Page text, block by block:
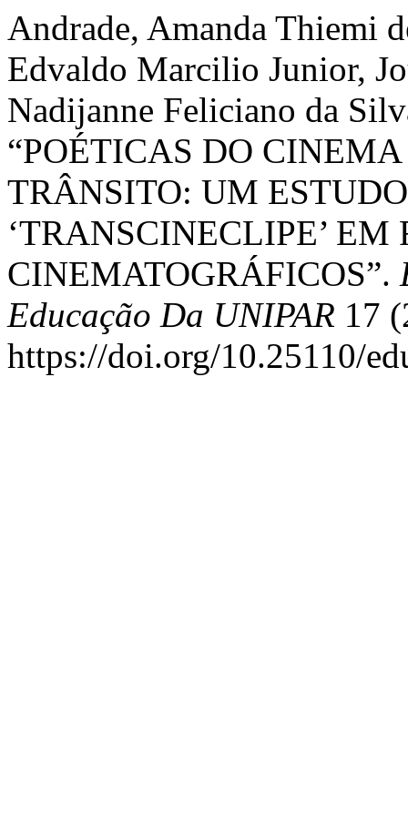
Andrade, Amanda Thiemi
Edvaldo Marcilio Junior,
Nadijanne Feliciano da
“POÉTICAS DO
TRÂNSITO: UM
‘TRANSCINECLIPE’ EM
CINEMATOGRÁFICOS”.
Educação Da UNIPAR 17
https://doi.org/10.25110/